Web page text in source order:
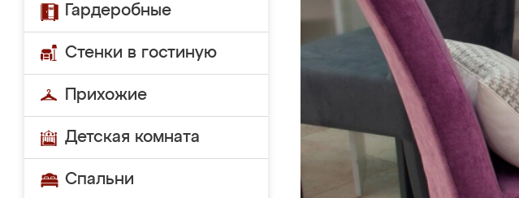
Гардеробные
Стенки в гостиную
Прихожие
Детская комната
Спальни